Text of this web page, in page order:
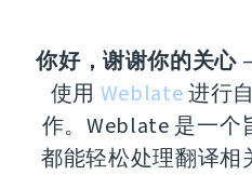
你好，谢谢你的关心
使用 Weblate进行
作。Weblate 是一个
都能轻松处理翻译相